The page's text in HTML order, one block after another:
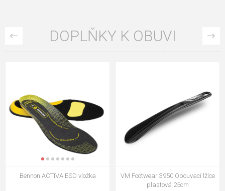
DOPLŇKY K OBUVI
VM Footwear 3009 Vkládací stélka
VM Footwear 3102 Tkaničky
ploché